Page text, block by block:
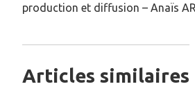
production et diffusion – Anaïs
Articles similaires